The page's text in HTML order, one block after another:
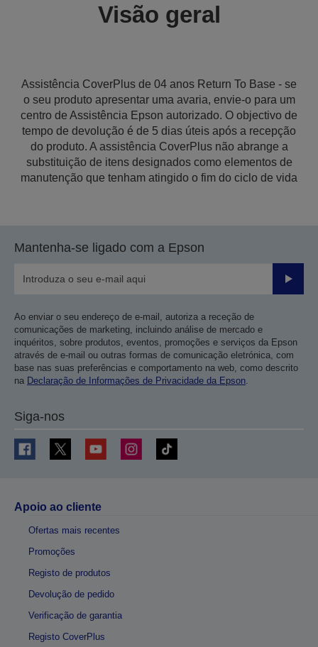
Visão geral
Assistência CoverPlus de 04 anos Return To Base - se
o seu produto apresentar uma avaria, envie-o para um
centro de Assistência Epson autorizado. O objectivo de
tempo de devolução é de 5 dias úteis após a recepção
do produto. A assistência CoverPlus não abrange a
substituição de itens designados como elementos de
manutenção que tenham atingido o fim do ciclo de vida
Mantenha-se ligado com a Epson
Enviar
Ao enviar o seu endereço de e-mail, autoriza a receção de
comunicações de marketing, incluindo análise de mercado e
inquéritos, sobre produtos, eventos, promoções e serviços da Epson
através de e-mail ou outras formas de comunicação eletrónica, com
base nas suas preferências e comportamento na web, como descrito
na Declaração de Informações de Privacidade da Epson
Siga-nos
Apoio ao cliente
Ofertas mais recentes
Promoções
Registo de produtos
Devolução de pedido
Verificação de garantia
Registo CoverPlus